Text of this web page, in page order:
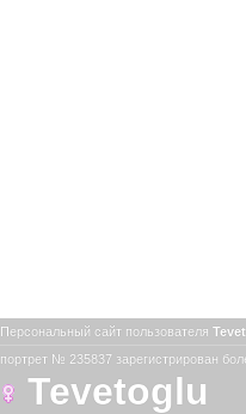
Персональный сайт пользователя
портрет № 235837 зарегистрирован
Tevetoglu